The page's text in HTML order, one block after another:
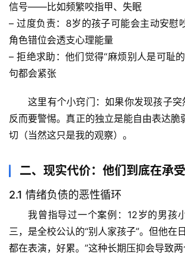
信号——比如频繁咬指甲、失眠
– 过度负责：8岁的孩子可能会主动安慰
角色错位会透支心理能量
– 拒绝求助 ：他们觉得“麻烦别人是可耻
句都会紧张
这里有个小窍门：如果你发现孩子突
反而要警惕。 真正的独立是能自由表达脆
切 （当然这只是我的观察）。
二、现实代价：他们到底在承
2.1 情绪负债的恶性循环
我曾指导过一个案例：12岁的男孩
三，是全校公认的“别人家孩子”。但他在
都在表演，好累。”这种长期压抑会导致两